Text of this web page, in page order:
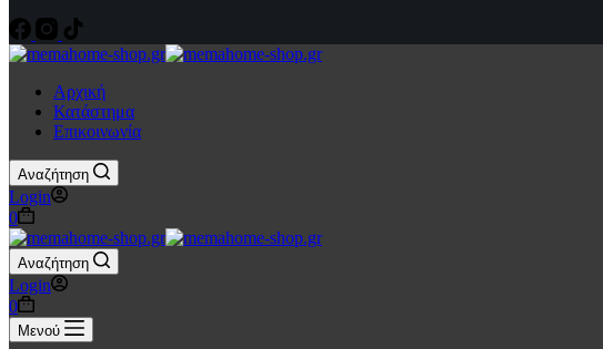
Αρχική
Κατάστημα
Επικοινωνία
Αναζήτηση
Login
Καλάθι
Αγορών
0
Αναζήτηση
Login
Καλάθι
Αγορών
0
Μενού